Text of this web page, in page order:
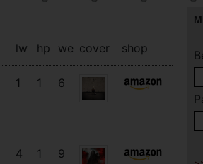
lw hp we cover shop
1 1 6
4 1 9